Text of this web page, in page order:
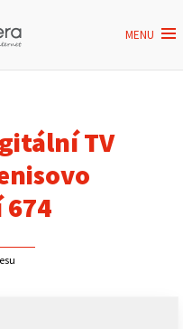
MENU
TV
674